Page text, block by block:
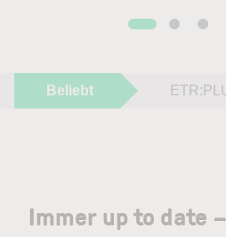
Beliebt
Immer up to date